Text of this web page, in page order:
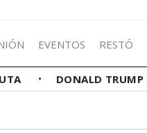
EVENTOS RESTÓ
DONALD TRUMP